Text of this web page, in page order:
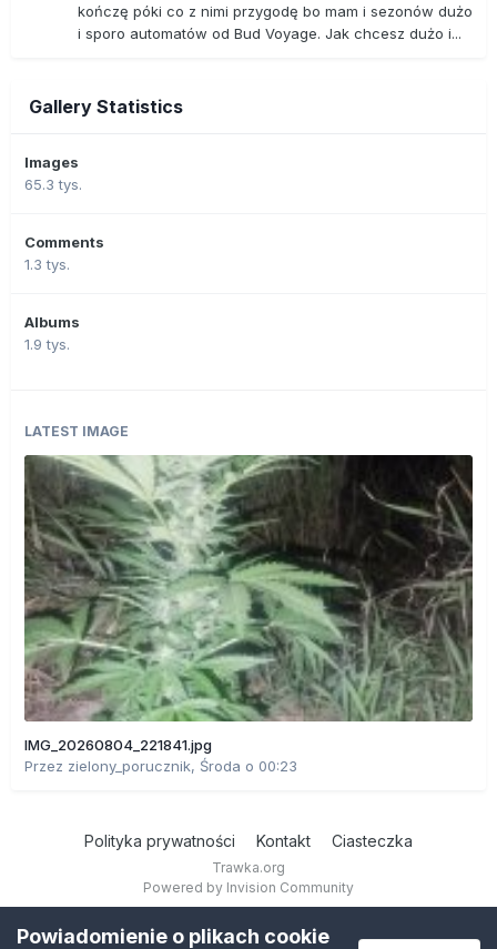
kończę póki co z nimi przygodę bo mam i sezonów dużo
i sporo automatów od Bud Voyage. Jak chcesz dużo i...
Gallery Statistics
Images
65.3 tys.
Comments
1.3 tys.
Albums
1.9 tys.
LATEST IMAGE
IMG_20260804_221841.jpg
Przez zielony_porucznik, Środa o 00:23
Polityka prywatności Kontakt Ciasteczka
Trawka.org
Powered by Invision Community
Powiadomienie o plikach cookie